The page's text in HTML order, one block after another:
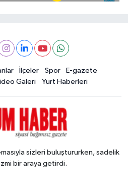
İlçeler Spor
E-gazete
Galeri Yurt Haberleri
sizleri buluştururken, sadelik
bir araya getirdi.